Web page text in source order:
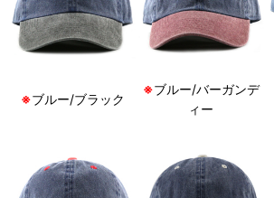
※ブルー/ブラック
※ブルー/バーガンデ
ィー